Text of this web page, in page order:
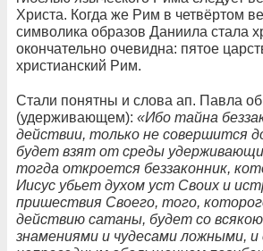
Христа. Когда же Рим в четвёртом
символика образов Даниила стала
окончательно очевидна: пятое
христианский Рим.
Стали понятны и слова ап. Павла об
(удерживающем): «Ибо тайна
действии, только не совершится
будет взят от среды
тогда откроется беззаконник,
Иисус убьет духом уст Своих и
пришествия Своего, того,
действию сатаны, будет со
знамениями и чудесами ложными, и